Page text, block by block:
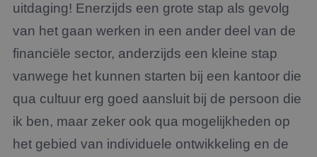
uitdaging! Enerzijds een grote stap als gevolg
van het gaan werken in een ander deel van de
financiële sector, anderzijds een kleine stap
vanwege het kunnen starten bij een kantoor die
qua cultuur erg goed aansluit bij de persoon die
ik ben, maar zeker ook qua mogelijkheden op
het gebied van individuele ontwikkeling en de